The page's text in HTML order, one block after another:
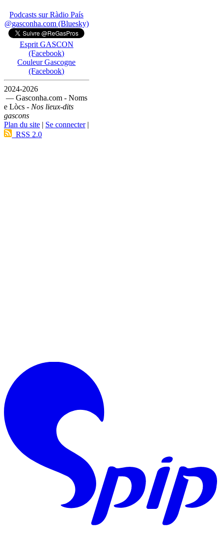
Podcasts sur Ràdio País
@gasconha.com (Bluesky)
Esprit GASCON
(Facebook)
Couleur Gascogne
(Facebook)
2024-2026
— Gasconha.com - Noms
e Lòcs - Nos lieux-dits
gascons
Plan du site | Se connecter|
RSS 2.0